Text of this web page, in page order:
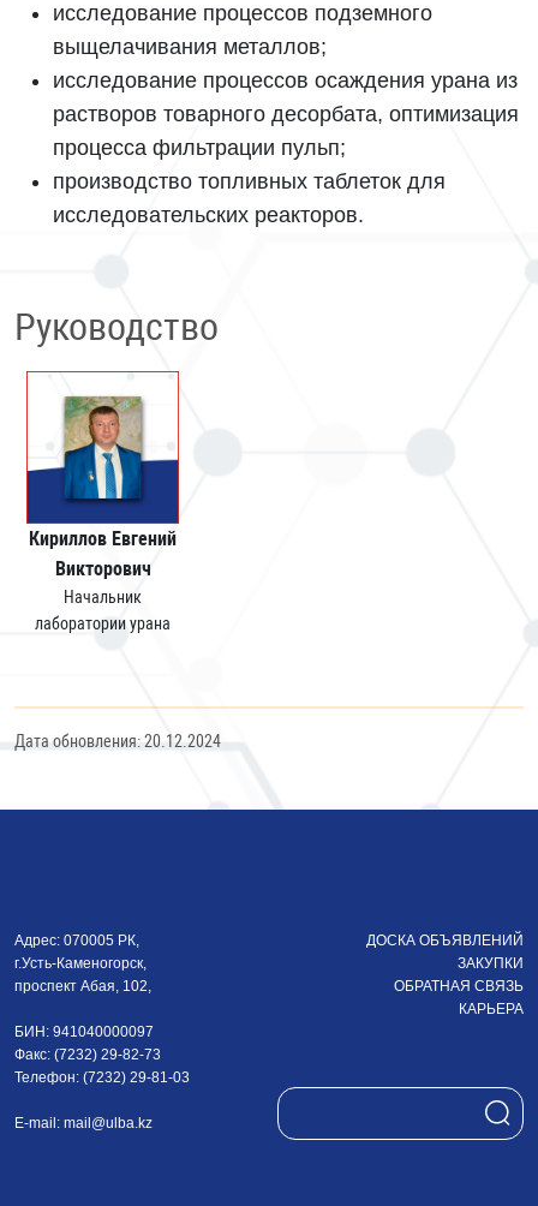
исследование процессов подземного
выщелачивания металлов;
исследование процессов осаждения урана из
растворов товарного десорбата, оптимизация
процесса фильтрации пульп;
производство топливных таблеток для
исследовательских реакторов.
Руководство
Кириллов Евгений
Викторович
Начальник
лаборатории урана
Дата обновления: 20.12.2024
Адрес: 070005 РК,
г.Усть-Каменогорск,
проспект Абая, 102,
БИН: 941040000097
Факс: (7232) 29-82-73
Телефон: (7232) 29-81-03
E-mail: mail@ulba.kz
ДОСКА ОБЪЯВЛЕНИЙ
ЗАКУПКИ
ОБРАТНАЯ СВЯЗЬ
КАРЬЕРА